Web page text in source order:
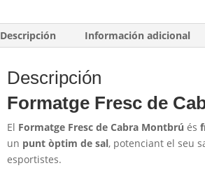
Descripción Información adicional
Descripción
Formatge Fresc de
El Formatge Fresc de Cabra Montbrúés
un punt òptim de sal, potenciant el seu
esportistes.